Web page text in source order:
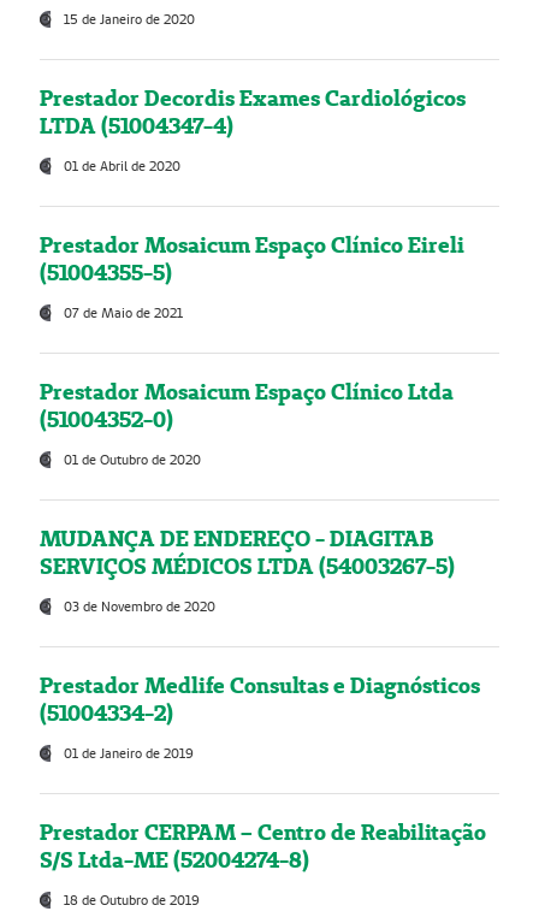
15 de Janeiro de 2020
Prestador Decordis Exames Cardiológicos
LTDA (51004347-4)
01 de Abril de 2020
Prestador Mosaicum Espaço Clínico Eireli
(51004355-5)
07 de Maio de 2021
Prestador Mosaicum Espaço Clínico Ltda
(51004352-0)
01 de Outubro de 2020
MUDANÇA DE ENDEREÇO - DIAGITAB
SERVIÇOS MÉDICOS LTDA (54003267-5)
03 de Novembro de 2020
Prestador Medlife Consultas e Diagnósticos
(51004334-2)
01 de Janeiro de 2019
Prestador CERPAM – Centro de Reabilitação
S/S Ltda-ME (52004274-8)
18 de Outubro de 2019